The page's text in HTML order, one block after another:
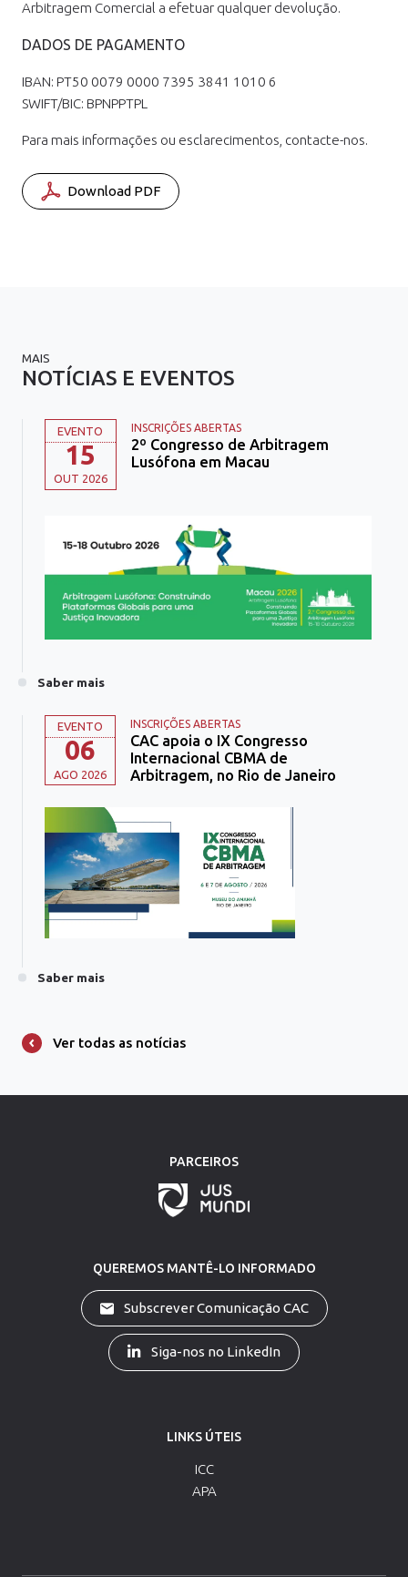
Arbitragem Comercial a efetuar qualquer devolução.
DADOS DE PAGAMENTO
IBAN: PT50 0079 0000 7395 3841 1010 6
SWIFT/BIC: BPNPPTPL
Para mais informações ou esclarecimentos, contacte-nos.
Download PDF
MAIS
NOTÍCIAS E EVENTOS
EVENTO
15
OUT 2026
INSCRIÇÕES ABERTAS
2º Congresso de Arbitragem
Lusófona em Macau
Saber mais
EVENTO
06
AGO 2026
INSCRIÇÕES ABERTAS
CAC apoia o IX Congresso
Internacional CBMA de
Arbitragem, no Rio de Janeiro
Saber mais
Ver todas as notícias
PARCEIROS
QUEREMOS MANTÊ-LO INFORMADO
Subscrever Comunicação CAC
Siga-nos no LinkedIn
LINKS ÚTEIS
ICC
APA